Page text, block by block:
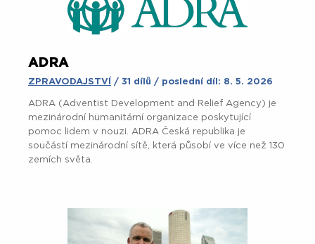
ADRA
ZPRAVODAJSTVÍ / 31 dílů / poslední díl: 8. 5. 2026
ADRA (Adventist Development and Relief Agency) je
mezinárodní humanitární organizace poskytující
pomoc lidem v nouzi. ADRA Česká republika je
součástí mezinárodní sítě, která působí ve více než 130
zemích světa.